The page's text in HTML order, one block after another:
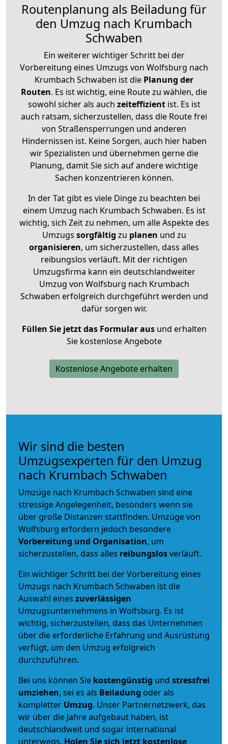
Routenplanung als Beiladung für
den Umzug nach Krumbach
Schwaben
Ein weiterer wichtiger Schritt bei der
Vorbereitung eines Umzugs von Wolfsburg nach
Krumbach Schwaben ist die Planung der
Routen. Es ist wichtig, eine Route zu wählen, die
sowohl sicher als auch zeiteffizientist. Es ist
auch ratsam, sicherzustellen, dass die Route frei
von Straßensperrungen und anderen
Hindernissen ist. Keine Sorgen, auch hier haben
wir Spezialisten und übernehmen gerne die
Planung, damit Sie sich auf andere wichtige
Sachen konzentrieren können.
In der Tat gibt es viele Dinge zu beachten bei
einem Umzug nach Krumbach Schwaben. Es ist
wichtig, sich Zeit zu nehmen, um alle Aspekte des
Umzugs sorgfältig zu planen und zu
organisieren, um sicherzustellen, dass alles
reibungslos verläuft. Mit der richtigen
Umzugsfirma kann ein deutschlandweiter
Umzug von Wolfsburg nach Krumbach
Schwaben erfolgreich durchgeführt werden und
dafür sorgen wir.
Füllen Sie jetzt das Formular ausund erhalten
Sie kostenlose Angebote
Kostenlose Angebote erhalten
Wir sind die besten
Umzugsexperten für den Umzug
nach Krumbach Schwaben
Umzüge nach Krumbach Schwaben sind eine
stressige Angelegenheit, besonders wenn sie
über große Distanzen stattfinden. Umzüge von
Wolfsburg erfordern jedoch besondere
Vorbereitung und Organisation, um
sicherzustellen, dass alles reibungslosverläuft.
Ein wichtiger Schritt bei der Vorbereitung eines
Umzugs nach Krumbach Schwaben ist die
Auswahl eines zuverlässigen
Umzugsunternehmens in Wolfsburg. Es ist
wichtig, sicherzustellen, dass das Unternehmen
über die erforderliche Erfahrung und Ausrüstung
verfügt, um den Umzug erfolgreich
durchzuführen.
Bei uns können Sie kostengünstig und stressfrei
umziehen, sei es als Beiladung oder als
kompletter Umzug. Unser Partnernetzwerk, das
wir über die Jahre aufgebaut haben, ist
deutschlandweit und sogar international
unterwegs. Holen Sie sich jetzt kostenlose